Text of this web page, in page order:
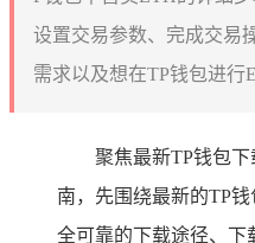
设置交易参数、完成交易
需求以及想在TP钱包进行
聚焦最新TP钱包
南，先围绕最新的TP
全可靠的下载途径、下